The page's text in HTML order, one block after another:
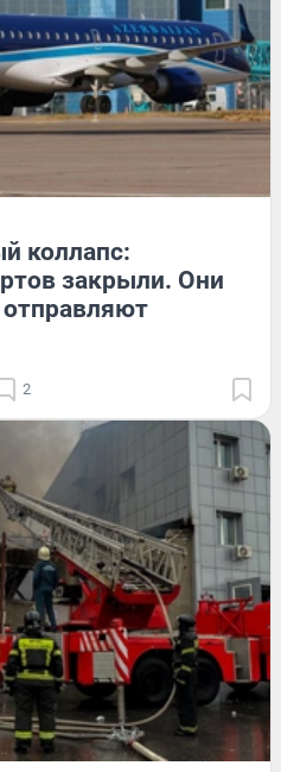
коллапс:
закрыли. Они
2